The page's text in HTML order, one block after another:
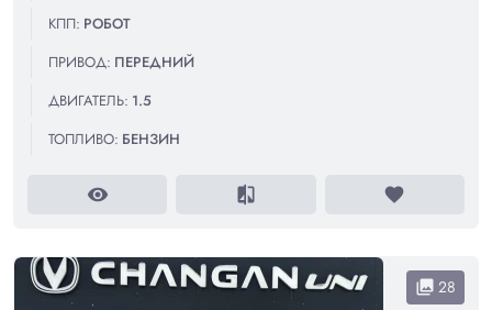
КПП: РОБОТ
ПРИВОД: ПЕРЕДНИЙ
ДВИГАТЕЛЬ: 1.5
ТОПЛИВО: БЕНЗИН
visibility compare favorite
collections 28